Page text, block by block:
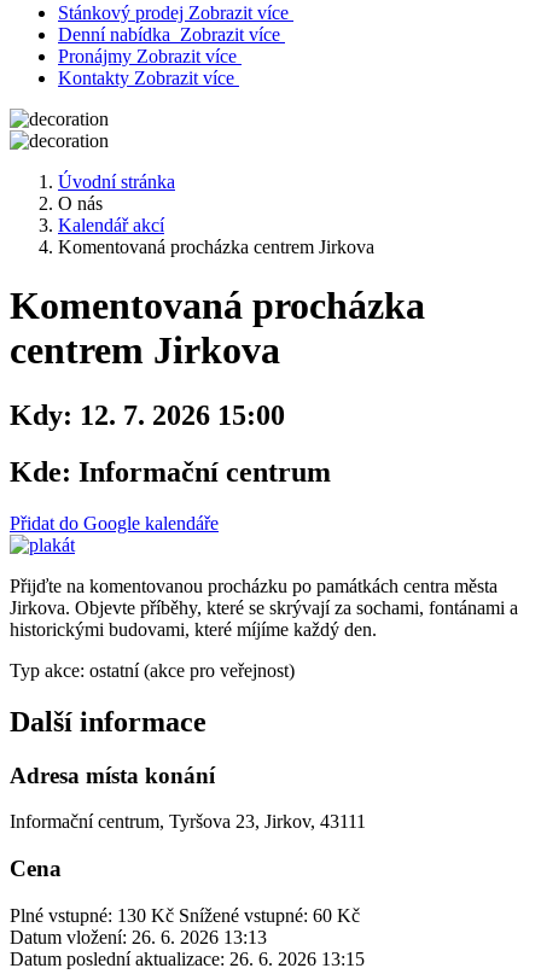
Stánkový prodej Zobrazit více
Denní nabídka Zobrazit více
Pronájmy Zobrazit více
Kontakty Zobrazit více
Úvodní stránka
O nás
Kalendář akcí
Komentovaná procházka centrem Jirkova
Komentovaná procházka
centrem Jirkova
Kdy: 12. 7. 2026 15:00
Kde: Informační centrum
Přidat do Google kalendáře
Přijďte na komentovanou procházku po památkách centra města
Jirkova. Objevte příběhy, které se skrývají za sochami, fontánami a
historickými budovami, které míjíme každý den.
Typ akce: ostatní (akce pro veřejnost)
Další informace
Adresa místa konání
Informační centrum, Tyršova 23, Jirkov, 43111
Cena
Plné vstupné: 130 Kč Snížené vstupné: 60 Kč
Datum vložení: 26. 6. 2026 13:13
Datum poslední aktualizace: 26. 6. 2026 13:15